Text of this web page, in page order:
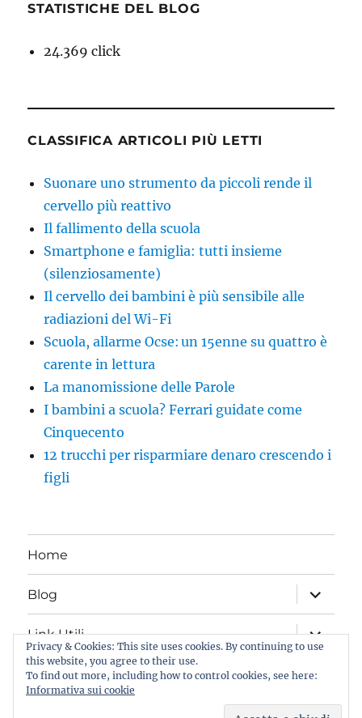
STATISTICHE DEL BLOG
24.369 click
CLASSIFICA ARTICOLI PIÙ LETTI
Suonare uno strumento da piccoli rende il
cervello più reattivo
Il fallimento della scuola
Smartphone e famiglia: tutti insieme
(silenziosamente)
Il cervello dei bambini è più sensibile alle
radiazioni del Wi-Fi
Scuola, allarme Ocse: un 15enne su quattro è
carente in lettura
La manomissione delle Parole
I bambini a scuola? Ferrari guidate come
Cinquecento
12 trucchi per risparmiare denaro crescendo i
figli
Home
Blog
apri
i
menu
child
Link Utili
apri
i
Iscriviti al Blog
Privacy & Cookies: This site uses cookies. By continuing to use
this website, you agree to their use.
To find out more, including how to control cookies, see here:
Informativa sui cookie